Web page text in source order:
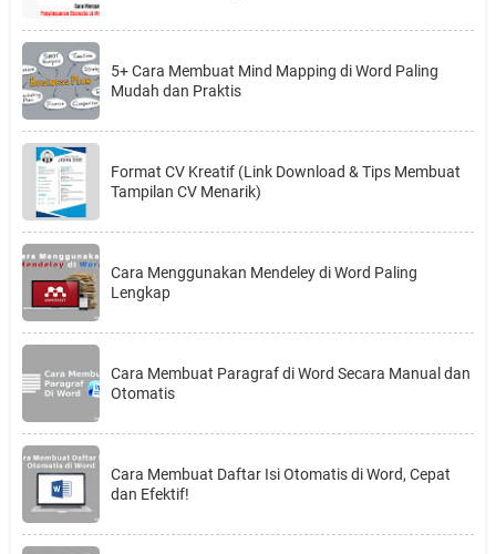
5+ Cara Membuat Mind Mapping di Word Paling
Mudah dan Praktis
Format CV Kreatif (Link Download & Tips Membuat
Tampilan CV Menarik)
Cara Menggunakan Mendeley di Word Paling
Lengkap
Cara Membuat Paragraf di Word Secara Manual dan
Otomatis
Cara Membuat Daftar Isi Otomatis di Word, Cepat
dan Efektif!